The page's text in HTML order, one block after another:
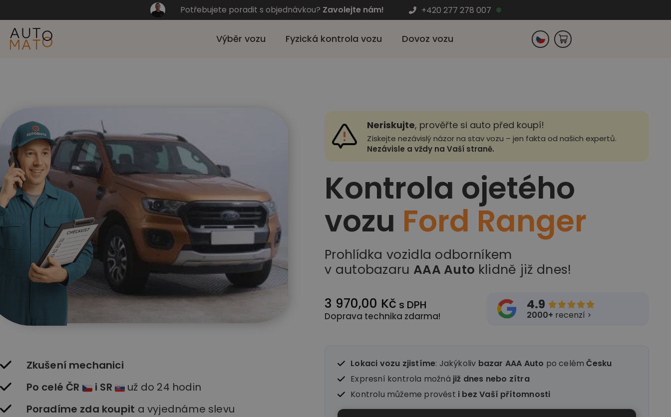
Potřebujete poradit s objednávkou? Zavolejte nám! +420 277 278 007
Výběr vozu Fyzická kontrola vozu Dovoz vozu
Zkušení mechanici
Po celé ČR
i SR
už do 24 hodin
Poradíme zda koupit a vyjednáme slevu
Neriskujte, prověřte si auto před koupí!
Získejte nezávislý názor na stav vozu – jen fakta od našich expertů.
Nezávisle a vždy na Vaší straně.
Kontrola ojetého
vozu Ford Ranger
Prohlídka vozidla odborníkem
v autobazaru AAA Auto klidně již dnes!
3 970,00 Kč s DPH
Doprava technika zdarma!
4.9 
2000+ recenzí >
Lokaci vozu zjistíme: Jakýkoliv bazar AAA Auto po celémČesku
Expresní kontrola možná již dnes nebo zítra
Kontrolu můžeme provést i bez Vaší přítomnosti